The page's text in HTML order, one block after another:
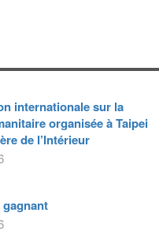
internationale sur la
organisée à Taipei
de l’Intérieur